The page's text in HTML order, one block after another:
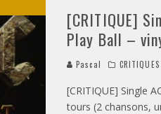
[CRITIQUE]
Play Ball –
Pascal CRITIQUES
[CRITIQUE] Single
tours (2 chansons,